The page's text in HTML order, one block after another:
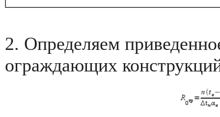
2. Определяем
ограждающих